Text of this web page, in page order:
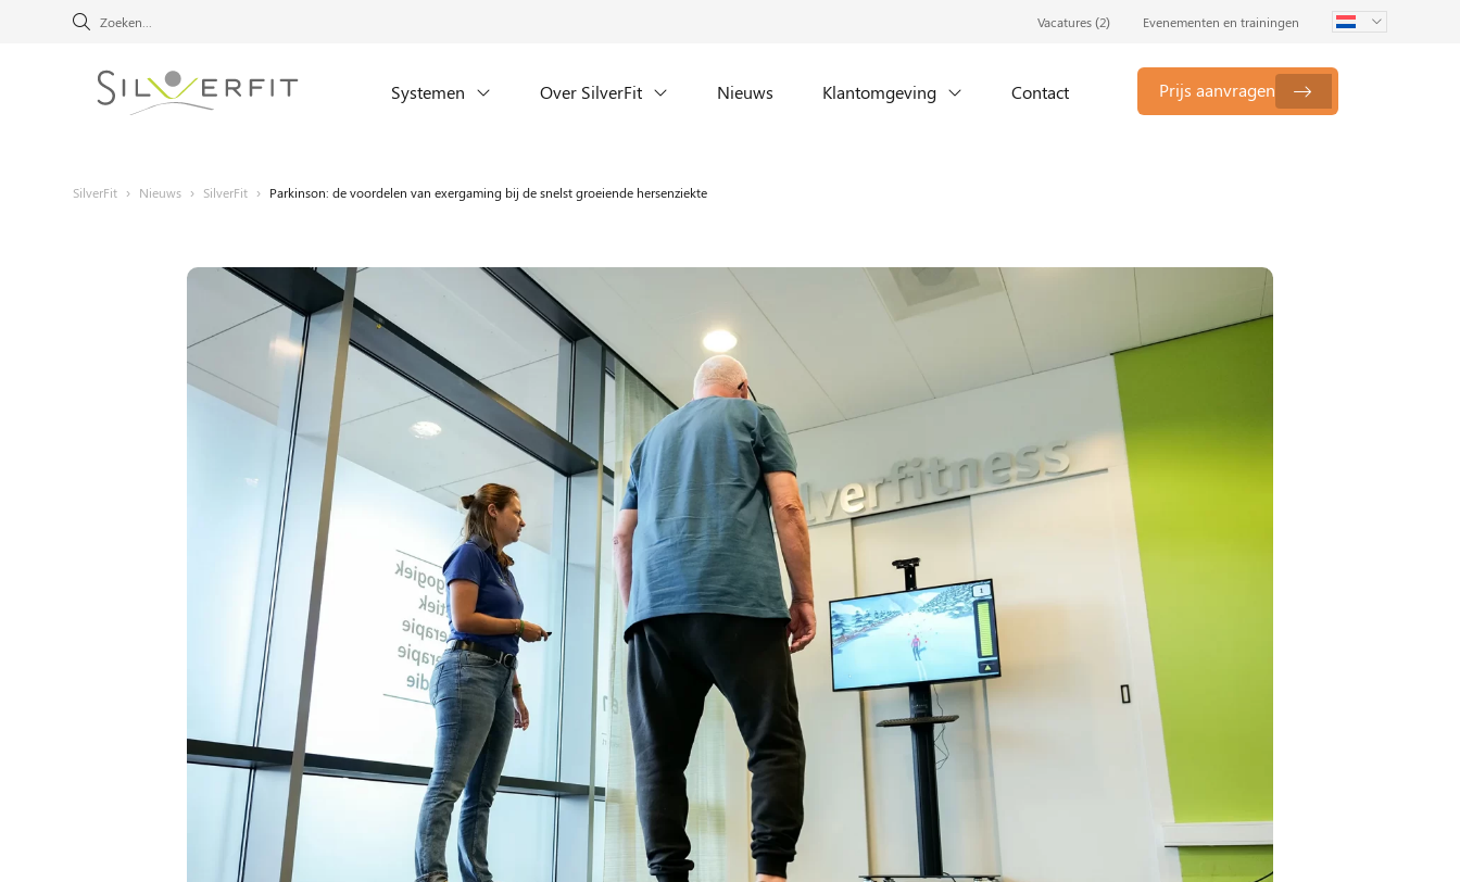
Vacatures (2) Evenementen en trainingen
Systemen Over SilverFit Nieuws Klantomgeving Contact Prijs aanvragen
SilverFit › Nieuws › SilverFit › Parkinson: de voordelen van exergaming bij de snelst groeiende hersenziekte